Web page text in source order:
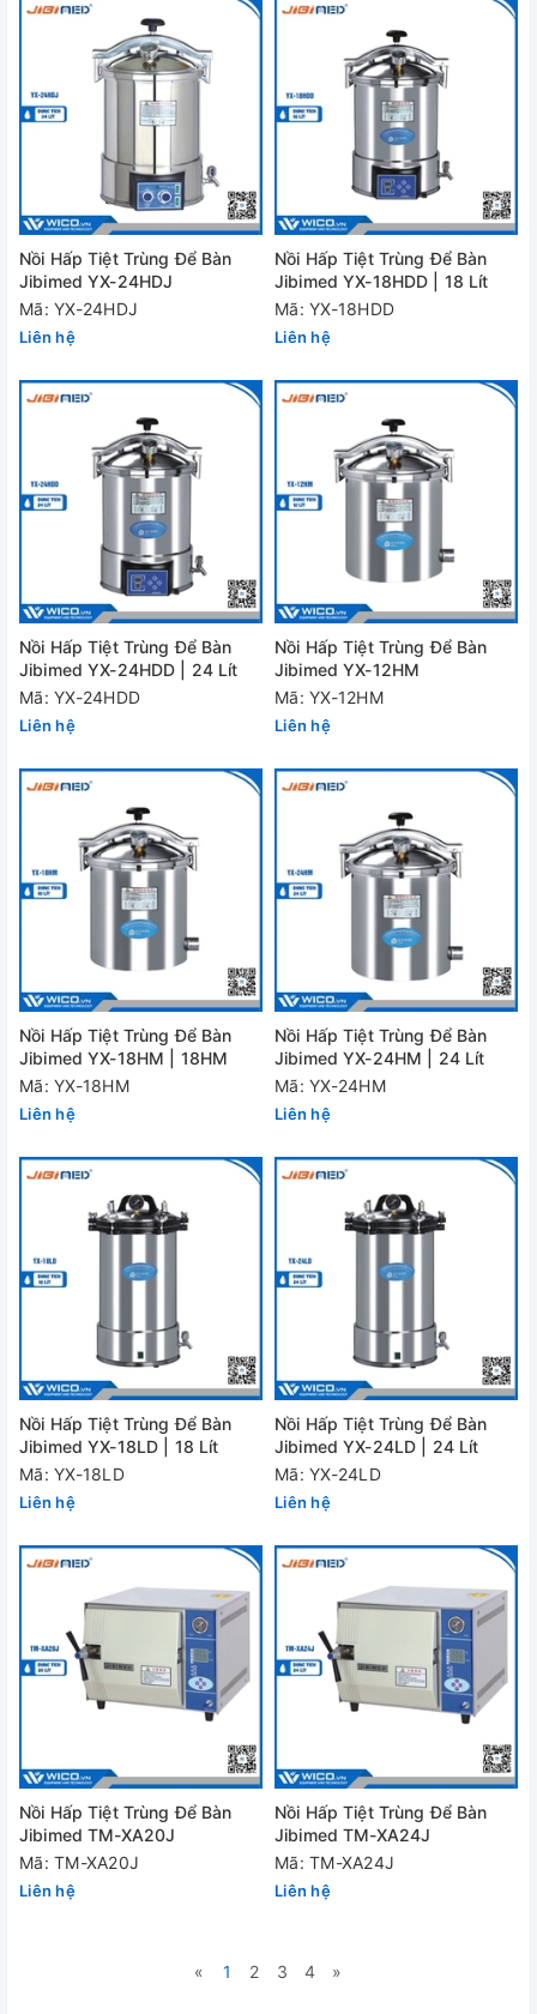
Nồi Hấp Tiệt Trùng Để Bàn
Jibimed YX-24HDJ
Mã: YX-24HDJ
Liên hệ
Nồi Hấp Tiệt Trùng Để Bàn
Jibimed YX-18HDD | 18 Lít
Mã: YX-18HDD
Liên hệ
Nồi Hấp Tiệt Trùng Để Bàn
Jibimed YX-24HDD | 24 Lít
Mã: YX-24HDD
Liên hệ
Nồi Hấp Tiệt Trùng Để Bàn
Jibimed YX-12HM
Mã: YX-12HM
Liên hệ
Nồi Hấp Tiệt Trùng Để Bàn
Jibimed YX-18HM | 18HM
Mã: YX-18HM
Liên hệ
Nồi Hấp Tiệt Trùng Để Bàn
Jibimed YX-24HM | 24 Lít
Mã: YX-24HM
Liên hệ
Nồi Hấp Tiệt Trùng Để Bàn
Jibimed YX-18LD | 18 Lít
Mã: YX-18LD
Liên hệ
Nồi Hấp Tiệt Trùng Để Bàn
Jibimed YX-24LD | 24 Lít
Mã: YX-24LD
Liên hệ
Nồi Hấp Tiệt Trùng Để Bàn
Jibimed TM-XA20J
Mã: TM-XA20J
Liên hệ
Nồi Hấp Tiệt Trùng Để Bàn
Jibimed TM-XA24J
Mã: TM-XA24J
Liên hệ
« 1 2 3 4 »